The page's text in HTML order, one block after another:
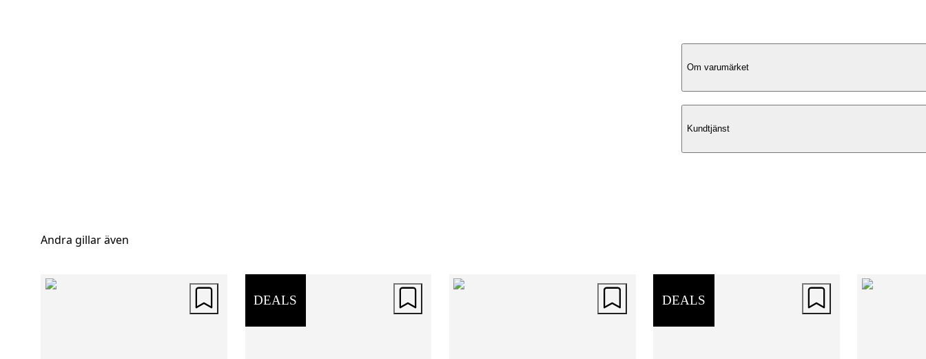
Produktbeskrivning
Elegant Design
vilket ger väskan en personlig touch.
stilrena designen med toppmatad
gör den både praktisk och estetiskt
Om varumärket
Kundtjänst
Andra gillar även
DEALS DEALS